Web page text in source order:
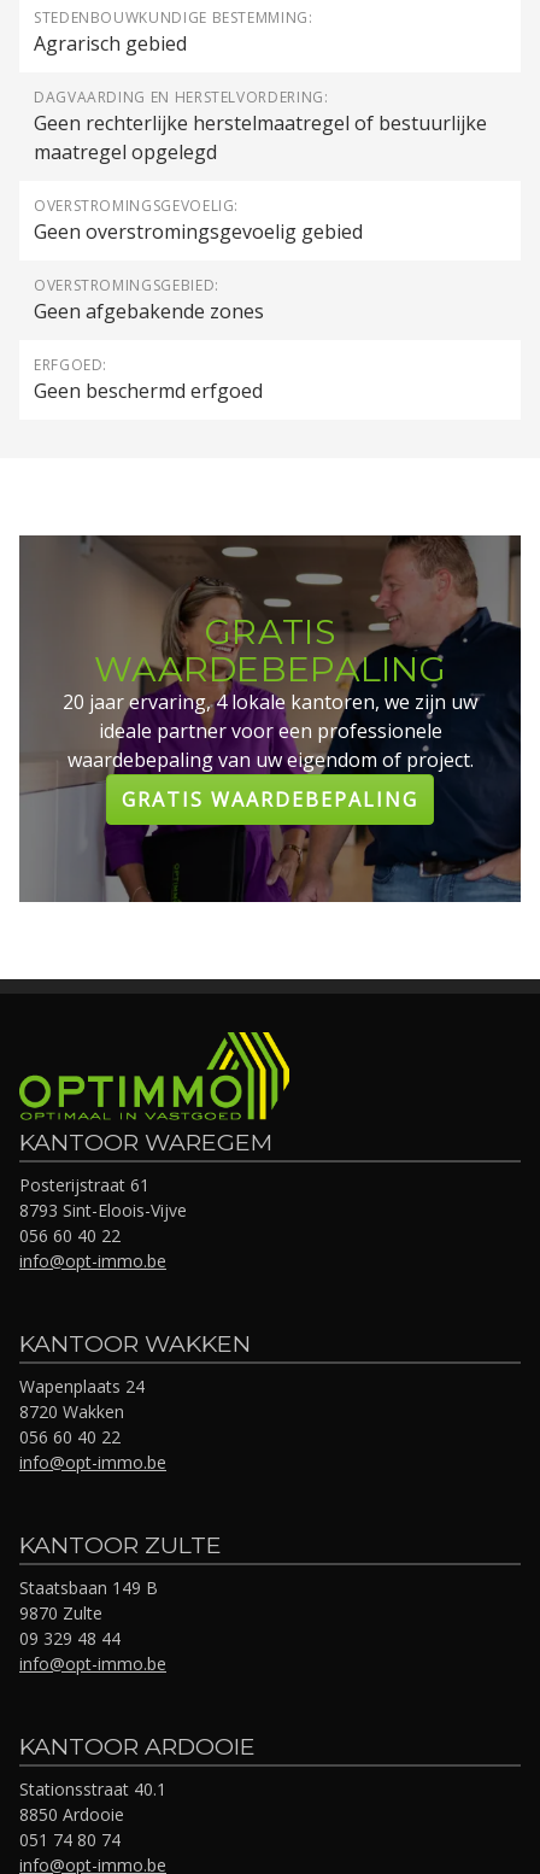
STEDENBOUWKUNDIGE BESTEMMING:
Agrarisch gebied
DAGVAARDING EN HERSTELVORDERING:
Geen rechterlijke herstelmaatregel of bestuurlijke
maatregel opgelegd
OVERSTROMINGSGEVOELIG:
Geen overstromingsgevoelig gebied
OVERSTROMINGSGEBIED:
Geen afgebakende zones
ERFGOED:
Geen beschermd erfgoed
GRATIS
WAARDEBEPALING
20 jaar ervaring, 4 lokale kantoren, we zijn uw
ideale partner voor een professionele
waardebepaling van uw eigendom of project.
GRATIS WAARDEBEPALING
KANTOOR WAREGEM
Posterijstraat 61
8793 Sint-Eloois-Vijve
056 60 40 22
info@opt-immo.be
KANTOOR WAKKEN
Wapenplaats 24
8720 Wakken
056 60 40 22
info@opt-immo.be
KANTOOR ZULTE
Staatsbaan 149 B
9870 Zulte
09 329 48 44
info@opt-immo.be
KANTOOR ARDOOIE
Stationsstraat 40.1
8850 Ardooie
051 74 80 74
info@opt-immo.be